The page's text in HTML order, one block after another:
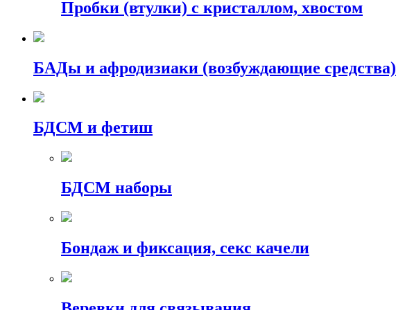
Пробки (втулки) с кристаллом, хвостом
БАДы и афродизиаки (возбуждающие средства)
БДСМ и фетиш
БДСМ наборы
Бондаж и фиксация, секс качели